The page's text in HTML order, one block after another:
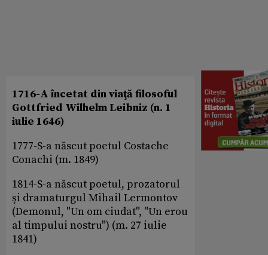
1716-A încetat din viaţă filosoful
Gottfried Wilhelm Leibniz (n. 1
iulie 1646)
1777-S-a născut poetul Costache
Conachi (m. 1849)
1814-S-a născut poetul, prozatorul
şi dramaturgul Mihail Lermontov
(Demonul, "Un om ciudat", "Un erou
al timpului nostru") (m. 27 iulie
1841)